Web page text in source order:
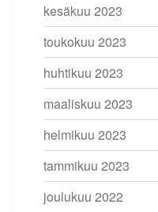
kesäkuu 2023
toukokuu 2023
huhtikuu 2023
maaliskuu 2023
helmikuu 2023
tammikuu 2023
joulukuu 2022